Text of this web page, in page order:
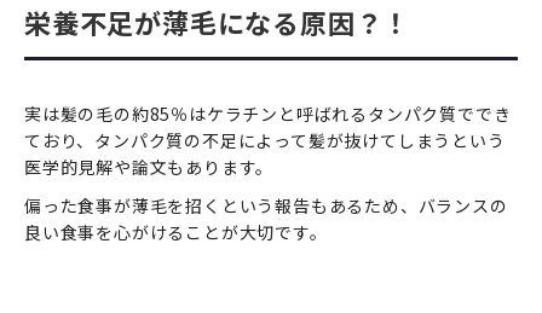
栄養不足が薄毛になる原因？！
実は髪の毛の約85％はケラチンと呼ばれるタンパク質ででき
ており、タンパク質の不足によって髪が抜けてしまうという
医学的見解や論文もあります。
偏った食事が薄毛を招くという報告もあるため、バランスの
良い食事を心がけることが大切です。